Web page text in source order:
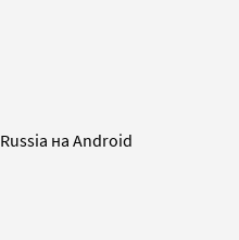
на Android